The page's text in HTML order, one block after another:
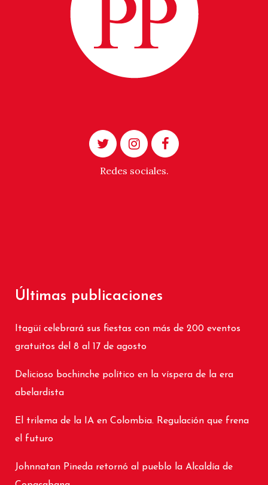
Redes sociales.
Últimas publicaciones
Itagüí celebrará sus fiestas con más de 200 eventos
gratuitos del 8 al 17 de agosto
Delicioso bochinche político en la víspera de la era
abelardista
El trilema de la IA en Colombia. Regulación que frena
el futuro
Johnnatan Pineda retornó al pueblo la Alcaldía de